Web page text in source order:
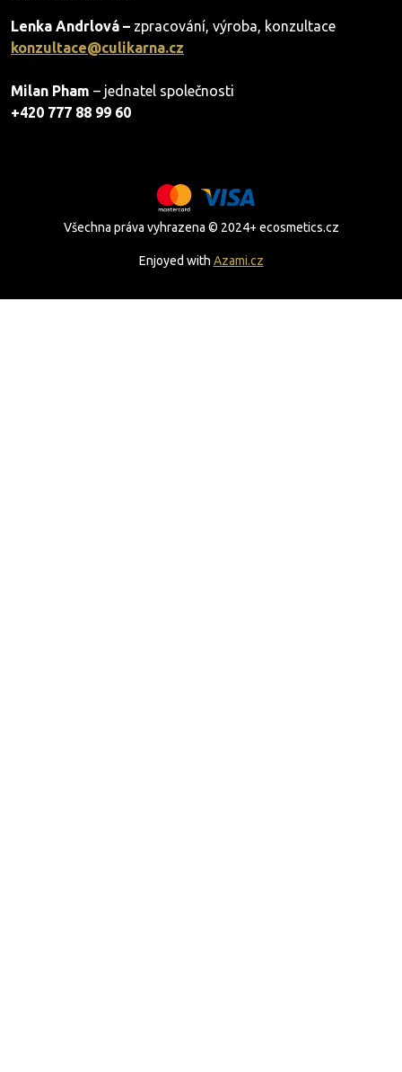
Lenka Andrlová – zpracování, výroba, konzultace
konzultace@culikarna.cz
Milan Pham – jednatel společnosti
+420 777 88 99 60
Všechna práva vyhrazena © 2024+ ecosmetics.cz
Enjoyed with Azami.cz